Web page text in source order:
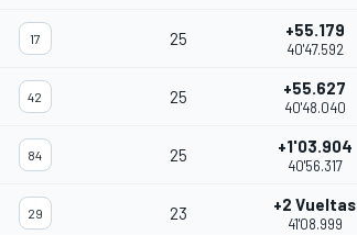
17 25 +55.179
40'47.592
42 25 +55.627
40'48.040
84 25 +1'03.904
40'56.317
29 23 +2 Vueltas
41'08.999